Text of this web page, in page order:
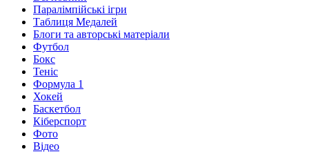
Паралімпійські ігри
Таблиця Медалей
Блоги та авторські матеріали
Футбол
Бокс
Теніс
Формула 1
Хокей
Баскетбол
Кіберспорт
Фото
Відео